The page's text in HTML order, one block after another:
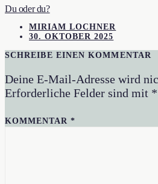
Du oder du?
MIRIAM LOCHNER
30. OKTOBER 2025
SCHREIBE EINEN KOMMENTAR
Deine E-Mail-Adresse wird
Erforderliche Felder sind mit *
KOMMENTAR*